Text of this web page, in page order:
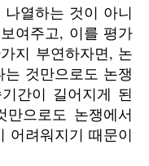
열하는 것이 아니
여주고, 이를 평가
지 부연하자면, 논
것만으로도 논쟁
간이 길어지게 된
으로도 논쟁에서
어려워지기 때문이